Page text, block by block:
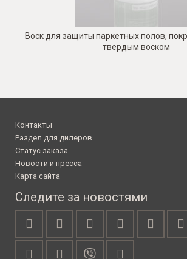
Воск для защиты паркетных полов,
твердым воском
Контакты
Раздел для дилеров
Статус заказа
Новости и пресса
Карта сайта
Следите за новостями